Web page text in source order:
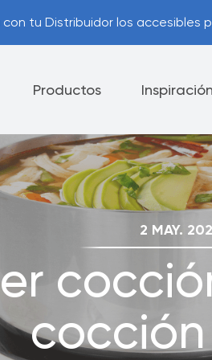
tu Distribuidor los accesibles
Productos
Electrodomésticos Cuchillos
Inspiración
Royal Prestige®
de Devolución
2 MAY.